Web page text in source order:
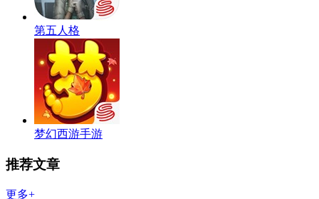
第五人格
梦幻西游手游
推荐文章
更多+